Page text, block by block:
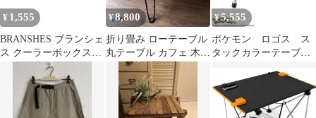
¥ 1,555
BRANSHES ブランシェ
ス クーラーボックス付
き折りたたみテーブル
¥8,800
折り畳み ローテーブル
丸テーブル カフェ 木製
男前 インダストリアル
¥5,555
ポケモン ロゴス ス
タックカラーテーブ
ル 30周年